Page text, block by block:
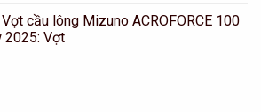
cầu lông Mizuno ACROFORCE 100
2025: Vợt